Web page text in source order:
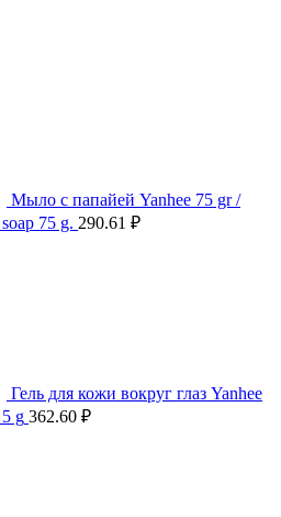
Мыло с папайей Yanhee 75 gr /
75 g. 290.61 ₽
Гель для кожи вокруг глаз Yanhee
g 362.60 ₽